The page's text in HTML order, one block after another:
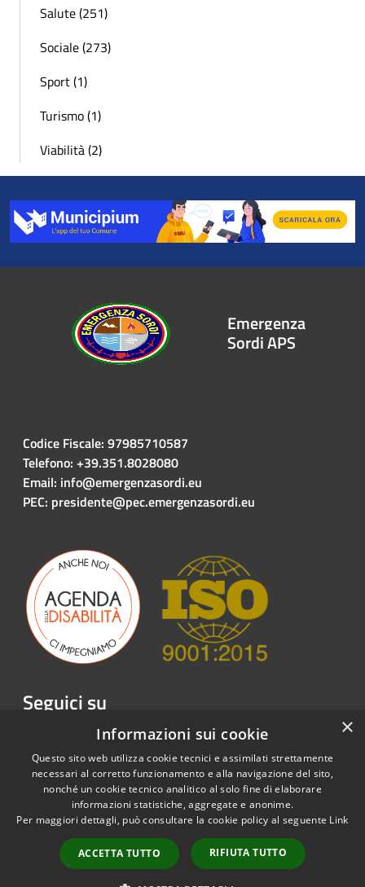
Salute (251)
Sociale (273)
Sport (1)
Turismo (1)
Viabilità (2)
Emergenza
Sordi APS
Codice Fiscale: 97985710587
Telefono: +39.351.8028080
Email: info@emergenzasordi.eu
PEC: presidente@pec.emergenzasordi.eu
Seguici su
FacebookTwitterYoutubeInstagramLinkedInTelegram
Accessibilità
Copyright © 2026 • Emergenza
Sordi APS • Powered by
Municipium•
Accesso
redazione
×
Informazioni sui cookie
Questo sito web utilizza cookie tecnici e assimilati strettamente
necessari al corretto funzionamento e alla navigazione del sito,
nonché un cookie tecnico analitico al solo fine di elaborare
informazioni statistiche, aggregate e anonime.
Per maggiori dettagli, può consultare la cookie policy al seguente Link
ACCETTA TUTTO RIFIUTA TUTTO